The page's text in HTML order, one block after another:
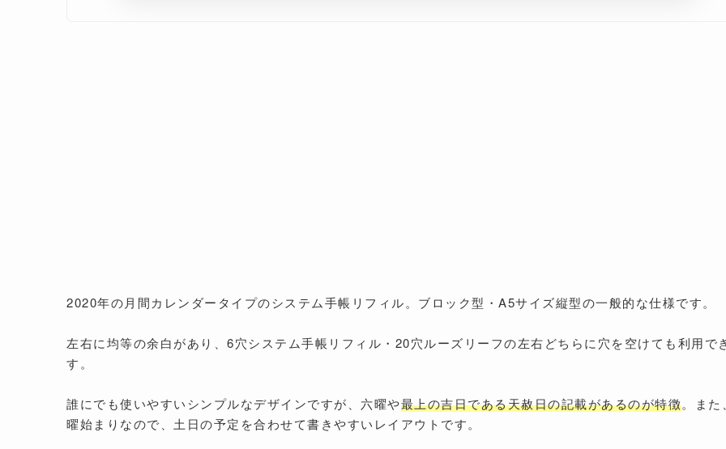
2020年の月間カレンダータイプのシステム手帳リフィル。ブロック型・A5サイズ縦型の一般的な仕様です。
左右に均等の余白があり、6穴システム手帳リフィル・20穴ルーズリーフの左右どちらに穴を空けても利用で
す。
誰にでも使いやすいシンプルなデザインですが、六曜や最上の吉日である天赦日の記載があるのが特徴。また
曜始まりなので、土日の予定を合わせて書きやすいレイアウトです。